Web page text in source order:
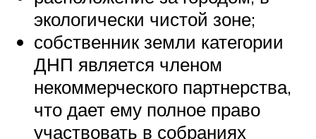
экологически чистой зоне;
собственник земли категории
ДНП является членом
некоммерческого партнерства,
что дает ему полное право
участвовать в собраниях